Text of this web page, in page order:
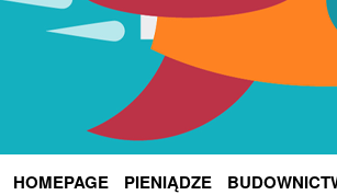
HOMEPAGE PIENIĄDZE